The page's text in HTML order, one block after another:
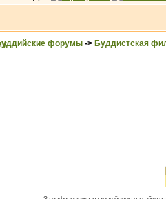
форумы -> Буддистская